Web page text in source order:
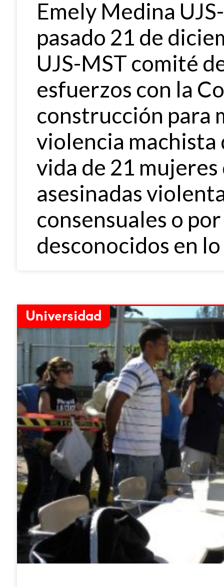
Emely Medina
pasado 21 de
UJS-MST comité
esfuerzos con la
construcción para
violencia machista
vida de 21
asesinadas
consensuales o
desconocidos en
Universidad